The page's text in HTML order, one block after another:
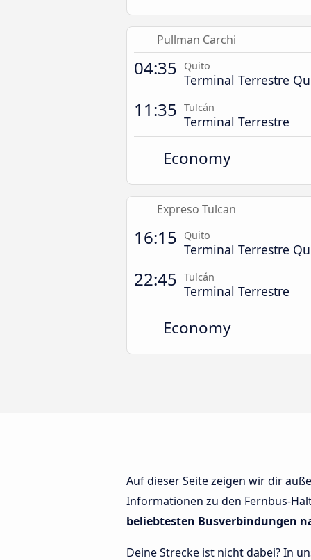
Pullman Carchi
04:35 Quito
Terminal Terrestre
11:35 Tulcán
Terminal Terrestre
Economy
Expreso Tulcan
16:15 Quito
Terminal Terrestre
22:45 Tulcán
Terminal Terrestre
Economy
Auf dieser Seite zeigen wir dir
Informationen zu den Fernbus-
beliebtesten Busverbindungen
Deine Strecke ist nicht dabei? In